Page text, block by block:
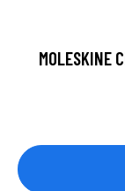
MOLESKINE